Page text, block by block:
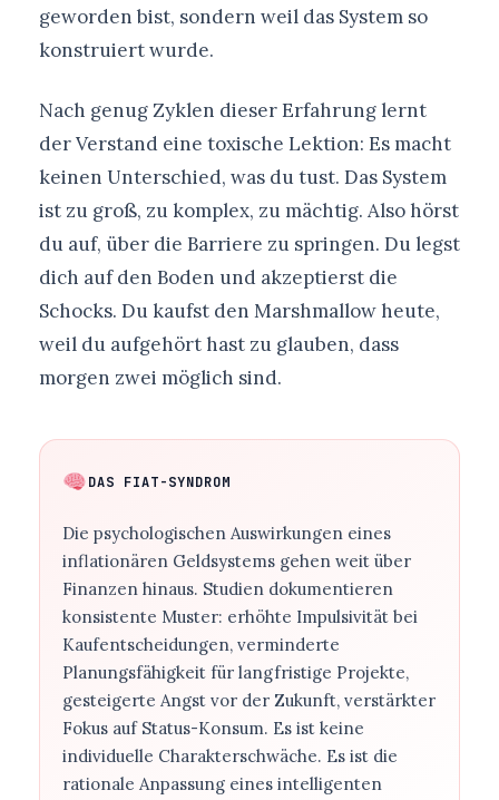
geworden bist, sondern weil das System so
konstruiert wurde.
Nach genug Zyklen dieser Erfahrung lernt
der Verstand eine toxische Lektion: Es macht
keinen Unterschied, was du tust. Das System
ist zu groß, zu komplex, zu mächtig. Also hörst
du auf, über die Barriere zu springen. Du legst
dich auf den Boden und akzeptierst die
Schocks. Du kaufst den Marshmallow heute,
weil du aufgehört hast zu glauben, dass
morgen zwei möglich sind.
DAS FIAT-SYNDROM
Die psychologischen Auswirkungen eines
inflationären Geldsystems gehen weit über
Finanzen hinaus. Studien dokumentieren
konsistente Muster: erhöhte Impulsivität bei
Kaufentscheidungen, verminderte
Planungsfähigkeit für langfristige Projekte,
gesteigerte Angst vor der Zukunft, verstärkter
Fokus auf Status-Konsum. Es ist keine
individuelle Charakterschwäche. Es ist die
rationale Anpassung eines intelligenten